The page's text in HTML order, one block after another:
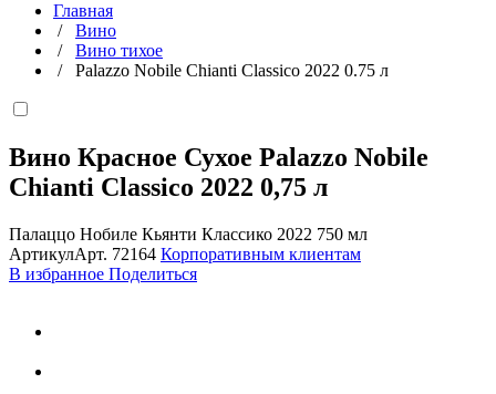
Главная
/ Вино
/ Вино тихое
/ Palazzo Nobile Chianti Classico 2022 0.75 л
Вино Красное Сухое Palazzo Nobile
Chianti Classico 2022 0,75 л
Палаццо Нобиле Кьянти Классико 2022 750 мл
АртикулАрт. 72164 Корпоративным клиентам
В избранное Поделиться